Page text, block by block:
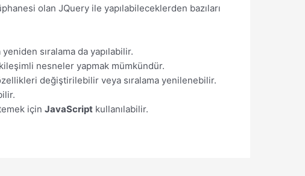
olan JQuery ile yapılabileceklerden bazıları
sıralama da yapılabilir.
nesneler yapmak mümkündür.
değiştirilebilir veya sıralama yenilenebilir.
için JavaScriptkullanılabilir.